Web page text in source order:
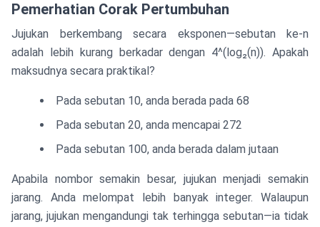
Pemerhatian Corak Pertumbuhan
Jujukan berkembang secara eksponen—sebutan ke-n
adalah lebih kurang berkadar dengan 4^(log₂(n)). Apakah
maksudnya secara praktikal?
Pada sebutan 10, anda berada pada 68
Pada sebutan 20, anda mencapai 272
Pada sebutan 100, anda berada dalam jutaan
Apabila nombor semakin besar, jujukan menjadi semakin
jarang. Anda melompat lebih banyak integer. Walaupun
jarang, jujukan mengandungi tak terhingga sebutan—ia tidak